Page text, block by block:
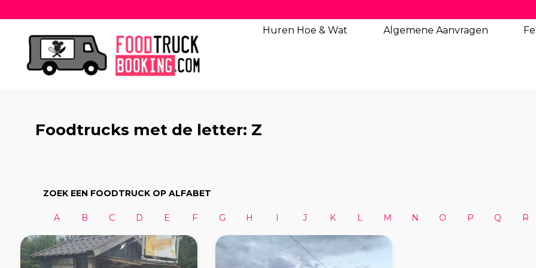
Huren Hoe & Wat Algemene Aanvragen
Foodtrucks met de letter: Z
ZOEK EEN FOODTRUCK OP ALFABET
A B C D E F G H I J K L M N O P Q R